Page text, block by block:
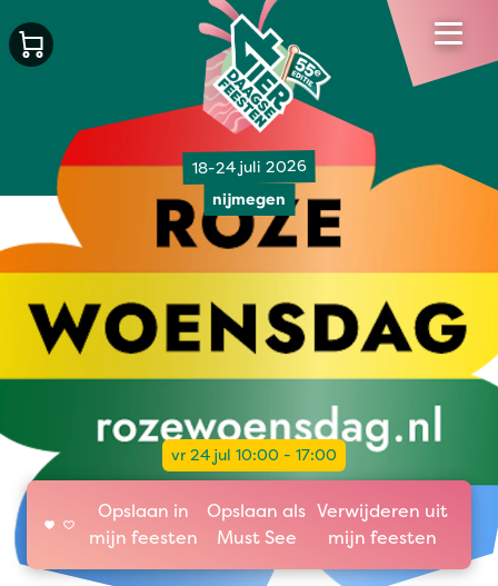
18-24 juli 2026
nijmegen
vr 24 jul 10:00 - 17:00
Opslaan in
mijn feesten
Opslaan als
Must See
Verwijderen uit
mijn feesten